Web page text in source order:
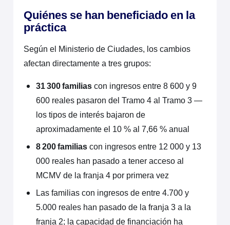
Quiénes se han beneficiado en la
práctica
Según el Ministerio de Ciudades, los cambios
afectan directamente a tres grupos:
31 300 familiascon ingresos entre 8 600 y 9
600 reales pasaron del Tramo 4 al Tramo 3 —
los tipos de interés bajaron de
aproximadamente el 10 % al 7,66 % anual
8 200 familiascon ingresos entre 12 000 y 13
000 reales han pasado a tener acceso al
MCMV de la franja 4 por primera vez
Las familias con ingresos de entre 4.700 y
5.000 reales han pasado de la franja 3 a la
franja 2; la capacidad de financiación ha